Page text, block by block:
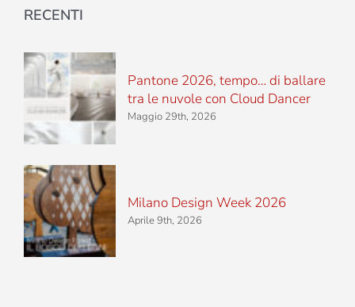
RECENTI
Pantone 2026, tempo… di ballare
tra le nuvole con Cloud Dancer
Maggio 29th, 2026
Milano Design Week 2026
Aprile 9th, 2026